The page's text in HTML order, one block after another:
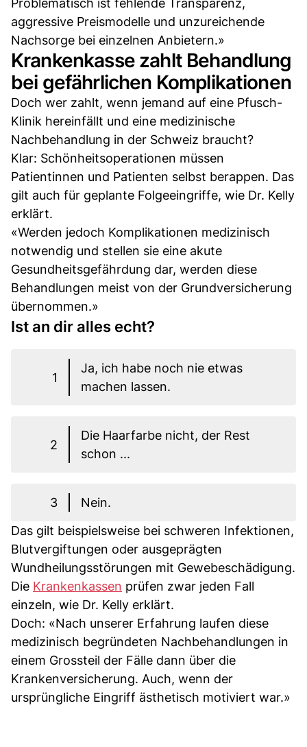
Problematisch ist fehlende Transparenz,
aggressive Preismodelle und unzureichende
Nachsorge bei einzelnen Anbietern.»
Krankenkasse zahlt Behandlung
bei gefährlichen Komplikationen
Doch wer zahlt, wenn jemand auf eine Pfusch-
Klinik hereinfällt und eine medizinische
Nachbehandlung in der Schweiz braucht?
Klar: Schönheitsoperationen müssen
Patientinnen und Patienten selbst berappen. Das
gilt auch für geplante Folgeeingriffe, wie Dr. Kelly
erklärt.
«Werden jedoch Komplikationen medizinisch
notwendig und stellen sie eine akute
Gesundheitsgefährdung dar, werden diese
Behandlungen meist von der Grundversicherung
übernommen.»
Ist an dir alles echt?
1
Ja, ich habe noch nie etwas
machen lassen.
2
Die Haarfarbe nicht, der Rest
schon ...
3
Nein.
Das gilt beispielsweise bei schweren Infektionen,
Blutvergiftungen oder ausgeprägten
Wundheilungsstörungen mit Gewebeschädigung.
Die Krankenkassen prüfen zwar jeden Fall
einzeln, wie Dr. Kelly erklärt.
Doch: «Nach unserer Erfahrung laufen diese
medizinisch begründeten Nachbehandlungen in
einem Grossteil der Fälle dann über die
Krankenversicherung. Auch, wenn der
ursprüngliche Eingriff ästhetisch motiviert war.»